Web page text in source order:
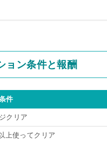
ョン条件と報酬
件
クリア
上使ってクリア